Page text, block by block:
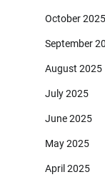
October 2025
September
August 2025
July 2025
June 2025
May 2025
April 2025